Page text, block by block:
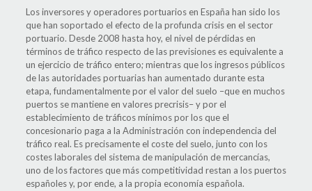
Los inversores y operadores portuarios en España han sido los
que han soportado el efecto de la profunda crisis en el sector
portuario. Desde 2008 hasta hoy, el nivel de pérdidas en
términos de tráfico respecto de las previsiones es equivalente a
un ejercicio de tráfico entero; mientras que los ingresos públicos
de las autoridades portuarias han aumentado durante esta
etapa, fundamentalmente por el valor del suelo –que en muchos
puertos se mantiene en valores precrisis– y por el
establecimiento de tráficos mínimos por los que el
concesionario paga a la Administración con independencia del
tráfico real. Es precisamente el coste del suelo, junto con los
costes laborales del sistema de manipulación de mercancías,
uno de los factores que más competitividad restan a los puertos
españoles y, por ende, a la propia economía española.